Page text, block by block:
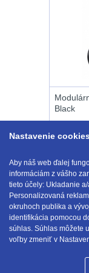
Čelové
svetlá
-
čelovky
Taktické
svietidlá
BATOHY A
Turistické a
Batohy216
Méně než
10 - 20 L
Black
5.40 €-
5.05 €
Nastavenie
Aby náš web ďalej
informáciám z vášho
tieto účely: Ukladanie
Personalizovaná
okruhoch publika a
identifikácia pomocou
súhlas. Súhlas môžete
voľby zmeniť v